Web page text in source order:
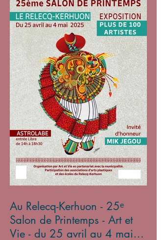
Au Relecq-Kerhuon - 25ᵉ
Salon de Printemps - Art et
Vie - du 25 avril au 4 mai